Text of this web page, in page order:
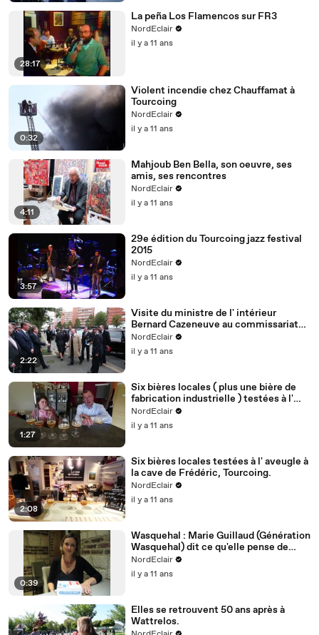
28:17
La peña Los Flamencos sur FR3
NordEclair
il y a 11 ans
0:32
Violent incendie chez Chauffamat à
Tourcoing
NordEclair
il y a 11 ans
4:11
Mahjoub Ben Bella, son oeuvre, ses
amis, ses rencontres
NordEclair
il y a 11 ans
3:57
29e édition du Tourcoing jazz festival
2015
NordEclair
il y a 11 ans
2:22
Visite du ministre de l' intérieur
Bernard Cazeneuve au commissariat
de Roubaix.
NordEclair
il y a 11 ans
1:27
Six bières locales ( plus une bière de
fabrication industrielle ) testées à l'
aveugle aux caves du Dronckaert à
Roncq
NordEclair
il y a 11 ans
2:08
Six bières locales testées à l' aveugle à
la cave de Frédéric, Tourcoing.
NordEclair
il y a 11 ans
0:39
Wasquehal : Marie Guillaud (Génération
Wasquehal) dit ce qu'elle pense de
Didier Debels (Wasquehal Autrement)
NordEclair
il y a 11 ans
Elles se retrouvent 50 ans après à
Wattrelos.